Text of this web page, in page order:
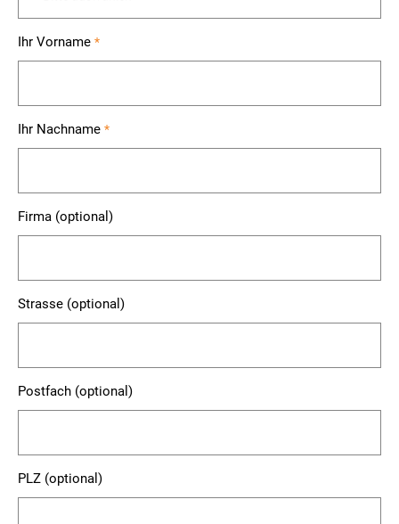
Ihr Vorname *
Ihr Nachname *
Firma (optional)
Strasse (optional)
Postfach (optional)
PLZ (optional)